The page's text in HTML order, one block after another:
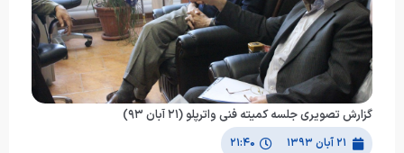
گزارش تصویری جلسه کمیته فنی واترپلو (۲۱ آبان ۹۳)
۲۱ آبان ۱۳۹۳ ۲۱:۴۰